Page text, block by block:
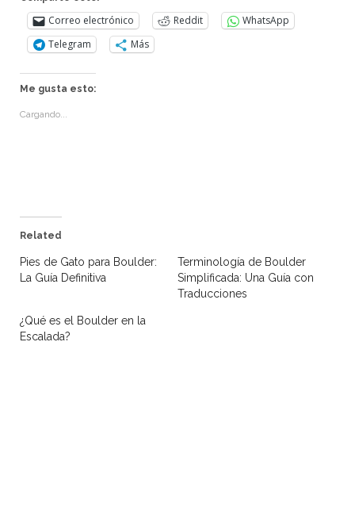
Correo electrónico Reddit
WhatsApp
Telegram
Más
Me gusta esto:
Cargando...
Related
Pies de Gato para Boulder:
La Guía Definitiva
Terminología de Boulder
Simplificada: Una Guía con
Traducciones
¿Qué es el Boulder en la
Escalada?